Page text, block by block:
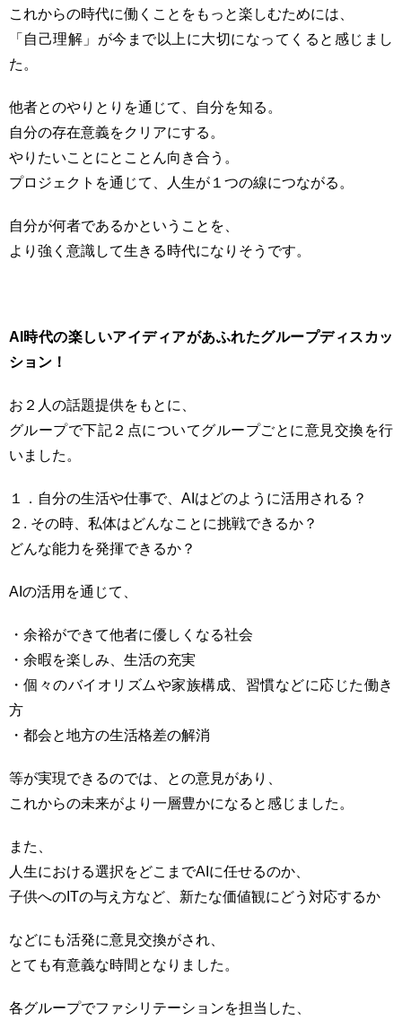
これからの時代に働くことをもっと楽しむためには、
「自己理解」が今まで以上に大切になってくると感じまし
た。
他者とのやりとりを通じて、自分を知る。
自分の存在意義をクリアにする。
やりたいことにとことん向き合う。
プロジェクトを通じて、人生が１つの線につながる。
自分が何者であるかということを、
より強く意識して生きる時代になりそうです。
AI時代の楽しいアイディアがあふれたグループディスカッ
ション！
お２人の話題提供をもとに、
グループで下記２点についてグループごとに意見交換を行
いました。
１．自分の生活や仕事で、AIはどのように活用される？
２. その時、私体はどんなことに挑戦できるか？
どんな能力を発揮できるか？
AIの活用を通じて、
・余裕ができて他者に優しくなる社会
・余暇を楽しみ、生活の充実
・個々のバイオリズムや家族構成、習慣などに応じた働き
方
・都会と地方の生活格差の解消
等が実現できるのでは、との意見があり、
これからの未来がより一層豊かになると感じました。
また、
人生における選択をどこまでAIに任せるのか、
子供へのITの与え方など、新たな価値観にどう対応するか
などにも活発に意見交換がされ、
とても有意義な時間となりました。
各グループでファシリテーションを担当した、